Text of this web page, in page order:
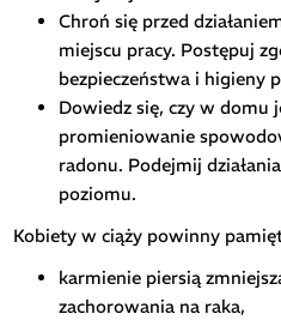
Chroń się przed
miejscu pracy. Postępuj
bezpieczeństwa i higieny
Dowiedz się, czy w domu
promieniowanie
radonu. Podejmij
poziomu.
Kobiety w ciąży powinny
karmienie piersią
zachorowania na raka,